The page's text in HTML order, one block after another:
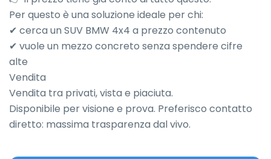
Per questo è una soluzione ideale per chi:
✔ cerca un SUV BMW 4x4 a prezzo contenuto
✔ vuole un mezzo concreto senza spendere cifre
alte
Vendita
Vendita tra privati, vista e piaciuta.
Disponibile per visione e prova. Preferisco contatto
diretto: massima trasparenza dal vivo.